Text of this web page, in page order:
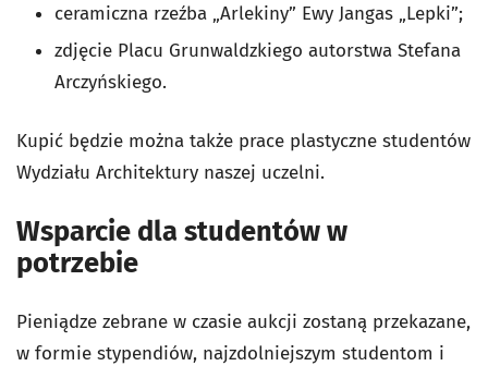
ceramiczna rzeźba „Arlekiny” Ewy Jangas „Lepki”;
zdjęcie Placu Grunwaldzkiego autorstwa Stefana
Arczyńskiego.
Kupić będzie można także prace plastyczne studentów
Wydziału Architektury naszej uczelni.
Wsparcie dla studentów w
potrzebie
Pieniądze zebrane w czasie aukcji zostaną przekazane,
w formie stypendiów, najzdolniejszym studentom i